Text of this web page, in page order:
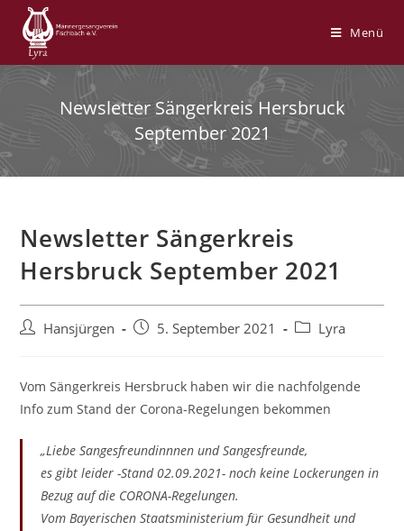
Inhalt
springen
Menü
Newsletter Sängerkreis Hersbruck
September 2021
Newsletter Sängerkreis
Hersbruck September 2021
Beitrags-
Hansjürgen
Beitrag5. September 2021
Beitrags-
Lyra
Vom Sängerkreis Hersbruck haben wir die nachfolgende
Info zum Stand der Corona-Regelungen bekommen
„Liebe Sangesfreundinnnen und Sangesfreunde,
es gibt leider -Stand 02.09.2021- noch keine Lockerungen in
Bezug auf die CORONA-Regelungen.
Vom Bayerischen Staatsministerium für Gesundheit und